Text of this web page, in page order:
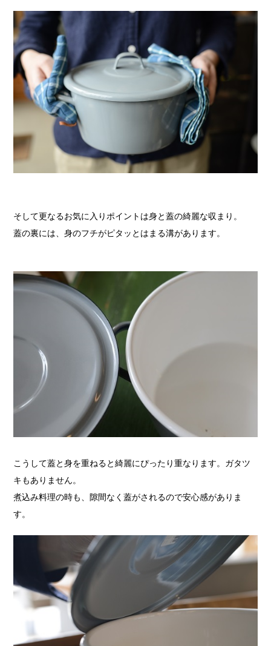
そして更なるお気に入りポイントは身と蓋の綺麗な収まり。
蓋の裏には、身のフチがピタッとはまる溝があります。
こうして蓋と身を重ねると綺麗にぴったり重なります。ガタツ
キもありません。
煮込み料理の時も、隙間なく蓋がされるので安心感がありま
す。